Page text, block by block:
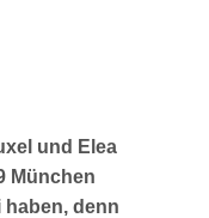
und Elea
München
haben, denn